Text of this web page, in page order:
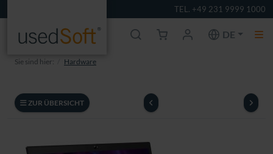
TEL. +49 231 9999 1000
DE
Sie sind hier: Hardware
ZUR ÜBERSICHT